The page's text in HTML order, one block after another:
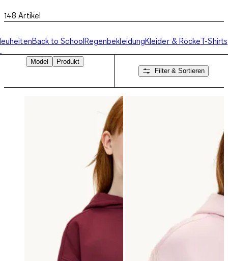
148 Artikel
Back to SchoolRegenbekleidungKleider & RöckeT-Shirts
MultipacksShortsJeans BademodePyjamasUnterwäsche
AccessoiresSportbekleidung
Model
Produkt
Filter & Sortieren